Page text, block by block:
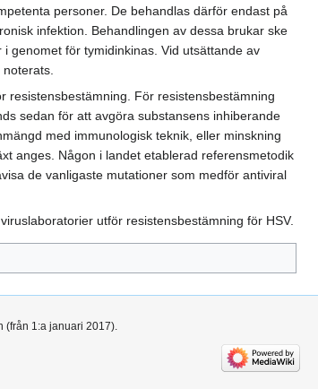
personer. De behandlas därför endast på
infektion. Behandlingen av dessa brukar ske
genomet för tymidinkinas. Vid utsättande av
resistensbestämning. För resistensbestämning
sedan för att avgöra substansens inhiberande
med immunologisk teknik, eller minskning
anges. Någon i landet etablerad referensmetodik
de vanligaste mutationer som medför antiviral
utför resistensbestämning för HSV.
(från 1:a januari 2017).